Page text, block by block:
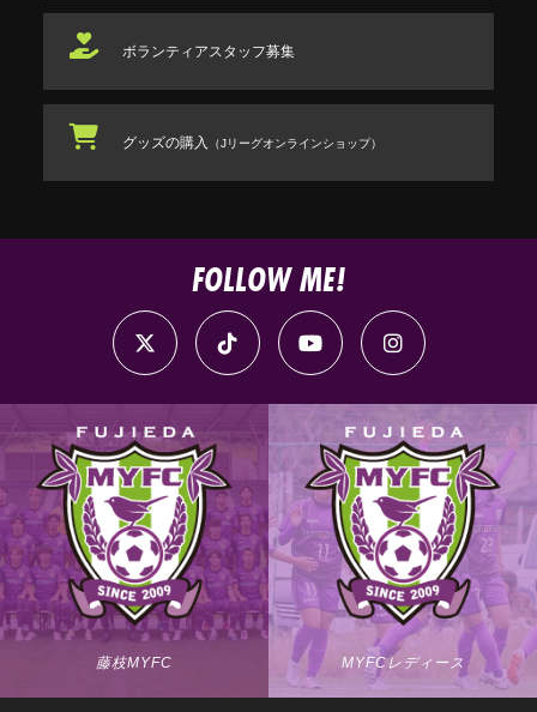
ボランティアスタッフ募集
グッズの購入 （Jリーグオンラインショップ）
FOLLOW ME!
藤枝MYFC MYFCレディース